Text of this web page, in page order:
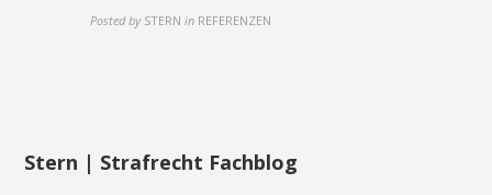
Posted by STERN in REFERENZEN
Stern | Strafrecht Fachblog